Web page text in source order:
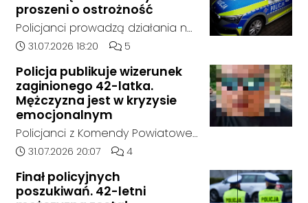
proszeni o ostrożność
Policjanci prowadzą działania na
terenie kompleksów leśnych w
nam się ustalić, funkcjonariusze
poszukują mężczyzny, który może
posiadać niebezpieczne
narzędzie, nieoficjalnie broń i
stanowić zagrożenie dla osób
postronnych.
Data dodania artykułu:
31.07.2026 18:20 Liczba komentarzy artykułu:
5
Policja publikuje wizerunek
zaginionego 42-latka.
Mężczyzna jest w kryzysie
emocjonalnym
Policjanci z Komendy Powiatowej
Policji w Kędzierzynie-Koźlu
który jest w kryzysie
emocjonalnym i może chcieć
Data dodania artykułu:
31.07.2026 20:07 Liczba komentarzy artykułu:
4
Finał policyjnych
poszukiwań. 42-letni